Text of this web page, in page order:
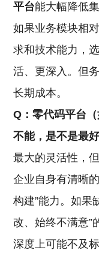
平台能大幅降低
如果业务模块相
求和技术能力，
活、更深入。但
长期成本。
Q：零代码平台
不能，是不是最
最大的灵活性，
企业自身有清晰
构建”能力。如果
改、始终不满意”
深度上可能不及